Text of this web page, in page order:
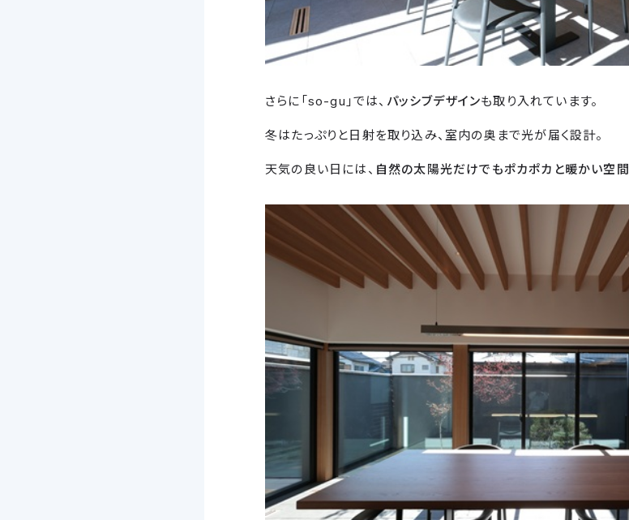
さらに「so-gu」では、 パッシブデザインも取り入れています。
冬はたっぷりと日射を取り込み、室内の奥まで光が届く設計。
天気の良い日には、 自然の太陽光だけでもポカポカと暖かい空間